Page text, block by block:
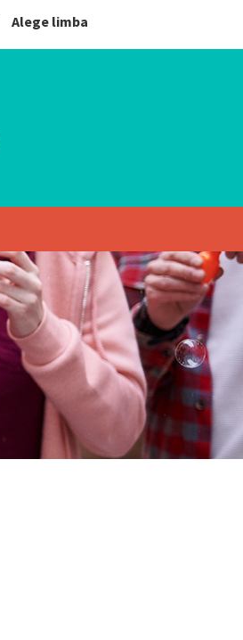
Alege limba